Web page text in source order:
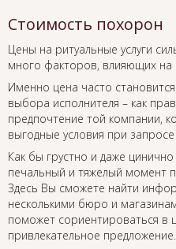
Стоимость похорон
Цены на ритуальные услуги
много факторов, влияющих на
Именно цена часто
выбора исполнителя – как
предпочтение той компании,
выгодные условия при запросе
Как бы грустно и даже
печальный и тяжелый момент
Здесь Вы сможете найти
несколькими бюро и
поможет сориентироваться в
привлекательное предложение.